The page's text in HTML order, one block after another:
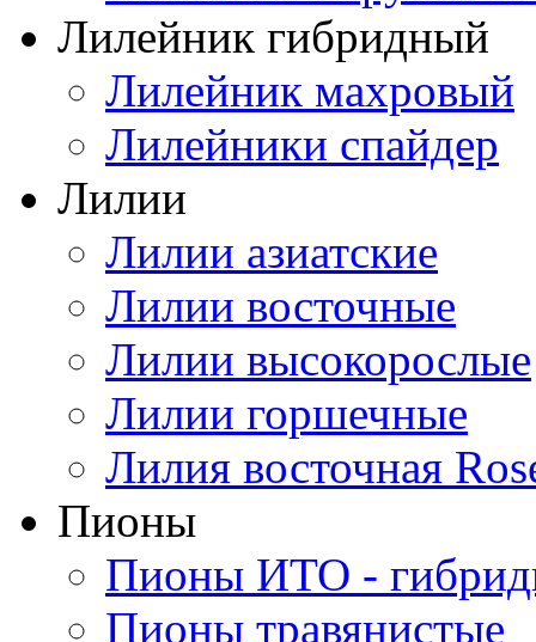
Лилейник гибридный
Лилейник махровый
Лилейники спайдер
Лилии
Лилии азиатские
Лилии восточные
Лилии высокорослые
Лилии горшечные
Лилия восточная
Пионы
Пионы ИТО -
Пионы травянистые